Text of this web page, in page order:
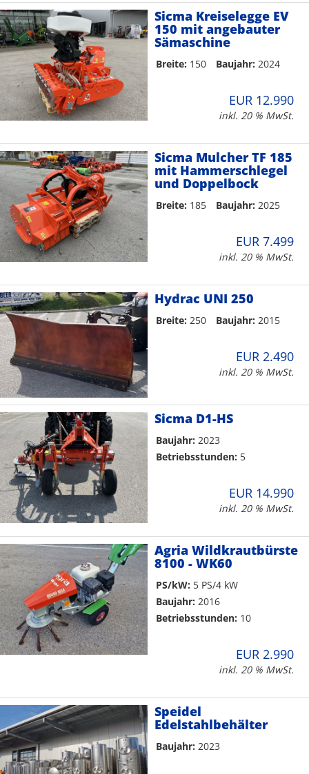
Sicma Kreiselegge EV
150 mit angebauter
Sämaschine
Breite: 150 Baujahr: 2024
EUR 12.990
inkl. 20 % MwSt.
Sicma Mulcher TF 185
mit Hammerschlegel
und Doppelbock
Breite: 185 Baujahr: 2025
EUR 7.499
inkl. 20 % MwSt.
Hydrac UNI 250
Breite: 250 Baujahr: 2015
EUR 2.490
inkl. 20 % MwSt.
Sicma D1-HS
Baujahr: 2023
Betriebsstunden: 5
EUR 14.990
inkl. 20 % MwSt.
Agria Wildkrautbürste
8100 - WK60
PS/kW: 5 PS/4 kW
Baujahr: 2016
Betriebsstunden: 10
EUR 2.990
inkl. 20 % MwSt.
Speidel
Edelstahlbehälter
Baujahr: 2023